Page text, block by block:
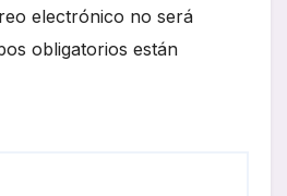
electrónico no será
obligatorios están